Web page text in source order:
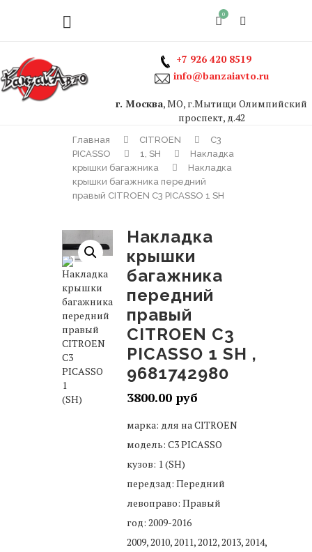
0
+7 926 420 8519
info@banzaiavto.ru
г. Москва, МО, г.Мытищи Олимпийский
проспект, д.42
Главная CITROEN
C3
PICASSO
1, SH
Накладка
крышки багажника
Накладка
крышки багажника передний
правый CITROEN C3 PICASSO 1 SH
Накладка
крышки
багажника
передний
правый
CITROEN C3
PICASSO 1 SH ,
9681742980
3800.00
марка: для на CITROEN
модель: C3 PICASSO
кузов: 1 (SH)
передзад: Передний
левоправо: Правый
год: 2009-2016
2009, 2010, 2011, 2012, 2013, 2014,